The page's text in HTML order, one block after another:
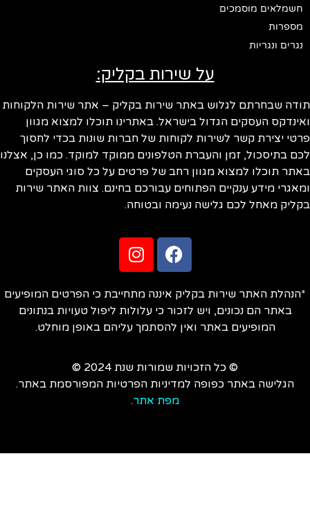
חשמלאים מוסמכים
מספרות
נגרים ונגריות
על שירות בקליק:
שבחרתם לגלוש באתר שירות בקליק – אתר שירות הלקוחות
העסקים הגדול בישראל. באתרינו תוכלו למצוא מגוון
יצירת קשר לשירות לקוחות של חברות שונות בכדי לחסוך
בתיסכול, זמן והעברת הטלפונים ממוקד למוקד. כמו כן, אצלנו
תוכלו למצוא מגוון רחב של פרטים על כל סוגי העסקים
מידע ענקיים הפתוחים עבורכם בחינם. צוות האתר שירות
מאחל לכם גלישה נעימה ובטוחה.
האתר שירות בקליק איננה מתחייבת כי הפרטים המופיעים
באתר הם נכונים, ויש לזכור כי עלולות ליפול טעויות בנתונים
המופיעים באתר ואין להסתמך עליהם באופן מוחלט.
© כל הזכויות שמורות שנת 2024 ©
הגלישה באתר כפופה למדיניות הפרטיות המפורסמת באתר.
מפת אתר.